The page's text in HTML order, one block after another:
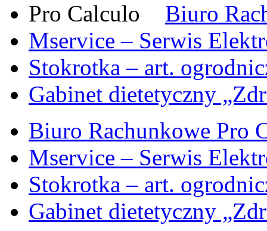
Biuro
Mservice – Serwis
Stokrotka – art.
Gabinet dietetyczny
Biuro Rachunkowe Pro
Mservice – Serwis
Stokrotka – art.
Gabinet dietetyczny